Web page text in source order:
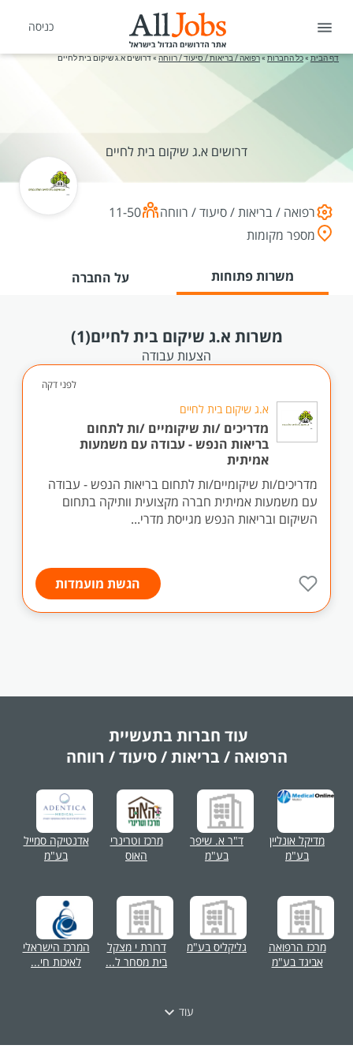
כניסה
דף הבית »כל החברות »רפואה / בריאות / סיעוד / רווחה»דרושים א.ג שיקום בית לחיים
דרושים א.ג שיקום בית לחיים
רפואה / בריאות / סיעוד / רווחה
11-50
מספר מקומות
משרות פתוחות על החברה
משרות א.ג שיקום בית לחיים(1)
הצעות עבודה
לפני דקה
א.ג שיקום בית לחיים
מדריכים /ות שיקומיים /ות לתחום
בריאות הנפש - עבודה עם משמעות
אמיתית
מדריכים/ות שיקומיים/ות לתחום בריאות הנפש - עבודה
עם משמעות אמיתית חברה מקצועית וותיקה בתחום
השיקום ובריאות הנפש מגייסת מדרי...
הגשת מועמדות
עוד חברות בתעשיית
הרפואה / בריאות / סיעוד / רווחה
מדיקל אונליין
בע"מ
ד"ר א. שיפר
בע"מ
מרכז וטרינרי
האוס
אדנטיקה סמייל
בע"מ
מרכז הרפואה
אביגד בע"מ
גליקליס בע"מ
דרורת י מצקל
בית מסחר ל...
המרכז הישראלי
לאיכות חי...
עוד